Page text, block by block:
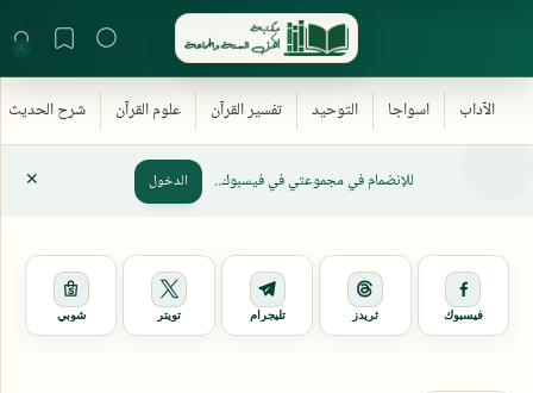
للإنضمام في مجموعتي في فيسبوك.. الدخول
فيسبوك ثريدز تليجرام تويتر شوبي